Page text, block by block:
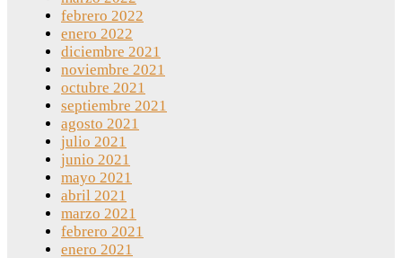
febrero 2022
enero 2022
diciembre 2021
noviembre 2021
octubre 2021
septiembre 2021
agosto 2021
julio 2021
junio 2021
mayo 2021
abril 2021
marzo 2021
febrero 2021
enero 2021